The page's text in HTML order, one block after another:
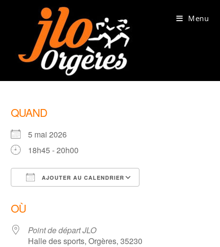
Menu
QUAND
5 mai 2026
18h45 - 20h00
AJOUTER AU CALENDRIER
OÙ
Point de départ JLO
Halle des sports, Orgères, 35230